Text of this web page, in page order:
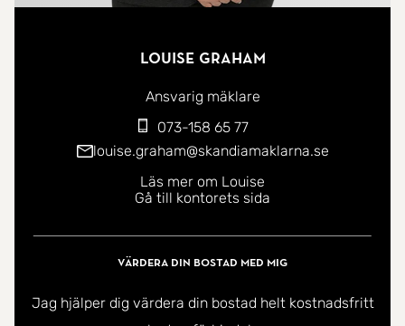
Louise Graham
Ansvarig mäklare
073-158 65 77
louise.graham@skandiamaklarna.se
Läs mer om Louise
Gå till kontorets sida
Värdera din bostad med mig
Jag hjälper dig värdera din bostad helt kostnadsfritt